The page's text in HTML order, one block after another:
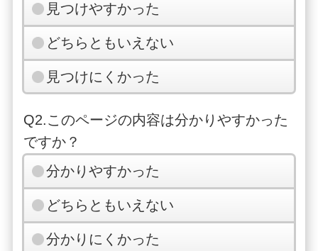
見つけやすかった
どちらともいえない
見つけにくかった
Q2.このページの内容は分かりやすかった
ですか？
分かりやすかった
どちらともいえない
分かりにくかった